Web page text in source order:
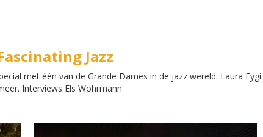
Jazz
met één van de Grande Dames in de jazz wereld: Laura Fygi.
Interviews Els Wohrmann